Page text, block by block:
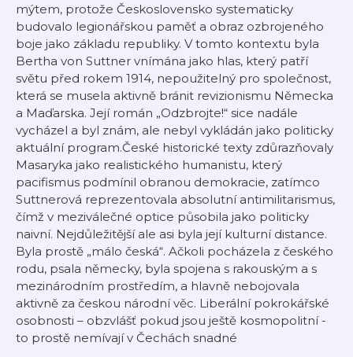
mýtem, protože Československo systematicky
budovalo legionářskou paměť a obraz ozbrojeného
boje jako základu republiky. V tomto kontextu byla
Bertha von Suttner vnímána jako hlas, který patří
světu před rokem 1914, nepoužitelný pro společnost,
která se musela aktivně bránit revizionismu Německa
a Maďarska. Její román „Odzbrojte!“ sice nadále
vycházel a byl znám, ale nebyl vykládán jako politicky
aktuální program.České historické texty zdůrazňovaly
Masaryka jako realistického humanistu, který
pacifismus podmínil obranou demokracie, zatímco
Suttnerová reprezentovala absolutní antimilitarismus,
čímž v meziválečné optice působila jako politicky
naivní. Nejdůležitější ale asi byla její kulturní distance.
Byla prostě „málo česká“. Ačkoli pocházela z českého
rodu, psala německy, byla spojena s rakouským a s
mezinárodním prostředím, a hlavně nebojovala
aktivně za českou národní věc. Liberální pokrokářské
osobnosti – obzvlášť pokud jsou ještě kosmopolitní -
to prostě nemívají v Čechách snadné